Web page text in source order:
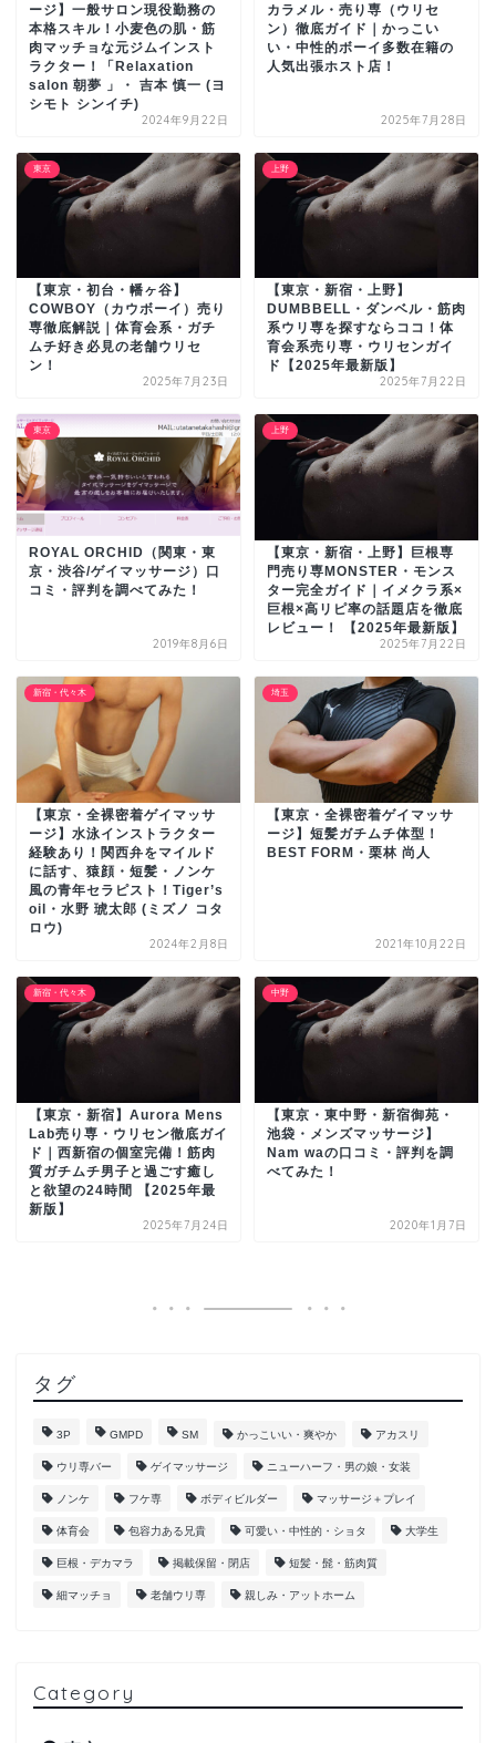
ージ】一般サロン現役勤務の
本格スキル！小麦色の肌・筋
肉マッチョな元ジムインスト
ラクター！「Relaxation
salon 朝夢 」・ 吉本 慎一 (ヨ
シモト シンイチ)
2024年9月22日
カラメル・売り専（ウリセ
ン）徹底ガイド｜かっこい
い・中性的ボーイ多数在籍の
人気出張ホスト店！
2025年7月28日
東京
【東京・初台・幡ヶ谷】
COWBOY（カウボーイ）売り
専徹底解説｜体育会系・ガチ
ムチ好き必見の老舗ウリセ
ン！
2025年7月23日
上野
【東京・新宿・上野】
DUMBBELL・ダンベル・筋肉
系ウリ専を探すならココ！体
育会系売り専・ウリセンガイ
ド【2025年最新版】
2025年7月22日
東京
ROYAL ORCHID（関東・東
京・渋谷/ゲイマッサージ）口
コミ・評判を調べてみた！
2019年8月6日
上野
【東京・新宿・上野】巨根専
門売り専MONSTER・モンス
ター完全ガイド｜イメクラ系×
巨根×高リピ率の話題店を徹底
レビュー！ 【2025年最新版】
2025年7月22日
新宿・代々木
【東京・全裸密着ゲイマッサ
ージ】水泳インストラクター
経験あり！関西弁をマイルド
に話す、猿顔・短髪・ノンケ
風の青年セラピスト！Tiger’s
oil・水野 琥太郎 (ミズノ コタ
ロウ)
2024年2月8日
埼玉
【東京・全裸密着ゲイマッサ
ージ】短髪ガチムチ体型！
BEST FORM・栗林 尚人
2021年10月22日
新宿・代々木
【東京・新宿】Aurora Mens
Lab売り専・ウリセン徹底ガイ
ド｜西新宿の個室完備！筋肉
質ガチムチ男子と過ごす癒し
と欲望の24時間 【2025年最
新版】
2025年7月24日
中野
【東京・東中野・新宿御苑・
池袋・メンズマッサージ】
Nam waの口コミ・評判を調
べてみた！
2020年1月7日
タグ
3P GMPD SM かっこいい・爽やか アカスリ
ウリ専バー ゲイマッサージ ニューハーフ・男の娘・女装
ノンケ フケ専 ボディビルダー マッサージ＋プレイ
体育会 包容力ある兄貴 可愛い・中性的・ショタ 大学生
巨根・デカマラ 掲載保留・閉店 短髪・髭・筋肉質
細マッチョ 老舗ウリ専 親しみ・アットホーム
Category